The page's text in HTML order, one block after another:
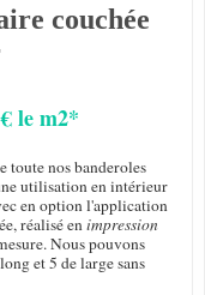
couchée
le m2*
toute nos banderoles
utilisation en intérieur
en option l'application
réalisé enimpression
Nous pouvons
et 5 de large sans